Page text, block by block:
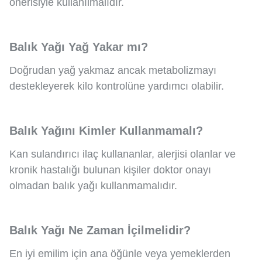
önerisiyle kullanılmalıdır.
Balık Yağı Yağ Yakar mı?
Doğrudan yağ yakmaz ancak metabolizmayı
destekleyerek kilo kontrolüne yardımcı olabilir.
Balık Yağını Kimler Kullanmamalı?
Kan sulandırıcı ilaç kullananlar, alerjisi olanlar ve
kronik hastalığı bulunan kişiler doktor onayı
olmadan balık yağı kullanmamalıdır.
Balık Yağı Ne Zaman İçilmelidir?
En iyi emilim için ana öğünle veya yemeklerden